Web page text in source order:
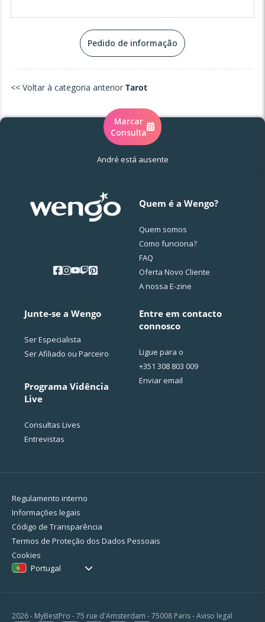
Pedido de informação
<< Voltar à categoria anterior Tarot
Marcar
Consulta
André está ausente
Quem é a Wengo?
Quem somos
Como funciona?
FAQ
Oferta Novo Cliente
A nossa E-zine
Junte-se a Wengo
Ser Especialista
Ser Afiliado ou Parceiro
Programa Vidência
Live
Consultas Lives
Entrevistas
Entre em contacto
connosco
Ligue para o
+351 308 803 009
Enviar email
Regulamento interno
Informações legais
Código de Transparência
Termos de Proteção dos Dados Pessoais
Cookies
Portugal
2026 - MyBestPro - 75 rue d'Amsterdam - 75008 Paris -Aviso legal